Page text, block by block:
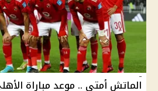
الماتش أمتي .. موعد مباراة